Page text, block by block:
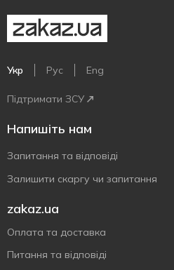
Укр Рус Eng
Підтримати ЗСУ
Напишіть нам
Запитання та відповіді
Залишити скаргу чи запитання
zakaz.ua
Оплата та доставка
Питання та відповіді